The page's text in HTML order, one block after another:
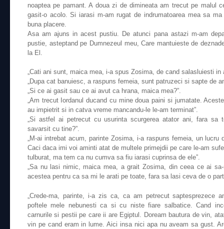
noaptea pe pamant. A doua zi de dimineata am trecut pe malul
gasit-o acolo. Si iarasi m-am rugat de indrumatoarea mea sa
buna placere.
Asa am ajuns in acest pustiu. De atunci pana astazi m-am
pustie, asteptand pe Dumnezeul meu, Care mantuieste de
la El.
„Cati ani sunt, maica mea, i-a spus Zosima, de cand salasluiesti in
„Dupa cat banuiesc, a raspuns femeia, sunt patruzeci si sapte de
„Si ce ai gasit sau ce ai avut ca hrana, maica mea?”.
„Am trecut Iordanul ducand cu mine doua paini si jumatate.
au impietrit si in catva vreme mancandu-le le-am terminat”.
„Si astfel ai petrecut cu usurinta scurgerea atator ani, fara sa
savarsit cu tine?”.
„M-ai intrebat acum, parinte Zosima, i-a raspuns femeia, un
Caci daca imi voi aminti atat de multele primejdii pe care le-am
tulburat, ma tem ca nu cumva sa fiu iarasi cuprinsa de ele”.
„Sa nu lasi nimic, maica mea, a grait Zosima, din ceea ce ai
acestea pentru ca sa mi le arati pe toate, fara sa lasi ceva de o
„Crede-ma, parinte, i-a zis ca, ca am petrecut saptesprezece
poftele mele nebunesti ca si cu niste fiare salbatice. Cand
carnurile si pestii pe care ii are Egiptul. Doream bautura de vin,
vin pe cand eram in lume. Aici insa nici apa nu aveam sa gust.